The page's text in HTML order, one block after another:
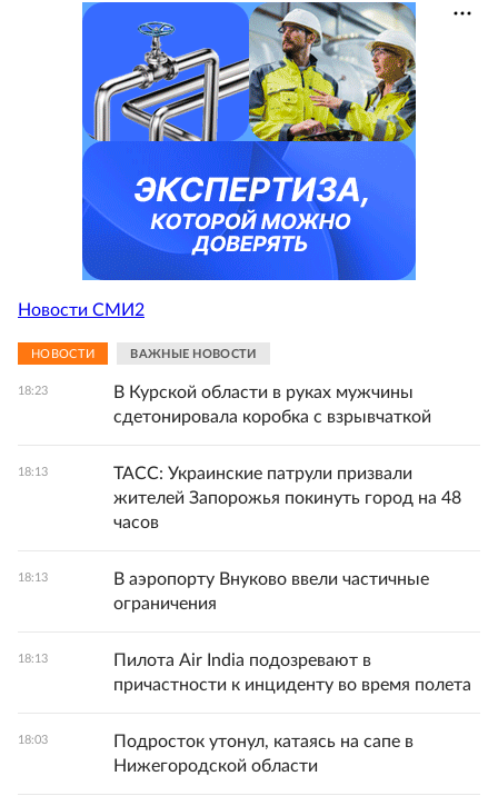
Новости СМИ2
НОВОСТИ ВАЖНЫЕ НОВОСТИ
18:23
В Курской области в руках мужчины
сдетонировала коробка с взрывчаткой
18:13
ТАСС: Украинские патрули призвали
жителей Запорожья покинуть город на 48
часов
18:13
В аэропорту Внуково ввели частичные
ограничения
18:13
Пилота Air India подозревают в
причастности к инциденту во время полета
18:03
Подросток утонул, катаясь на сапе в
Нижегородской области